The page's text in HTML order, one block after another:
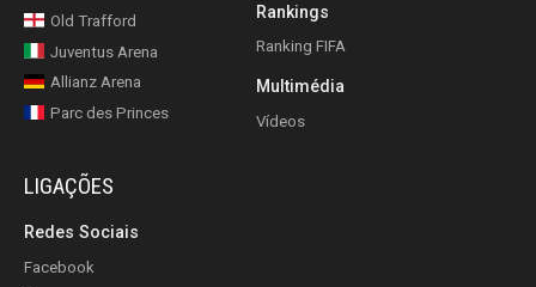
Old Trafford
Juventus Arena
Allianz Arena
Parc des Princes
Rankings
Ranking FIFA
Multimédia
Vídeos
LIGAÇÕES
Redes Sociais
Facebook